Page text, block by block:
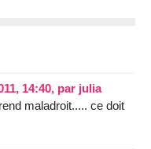
14:40, par julia
maladroit..... ce doit